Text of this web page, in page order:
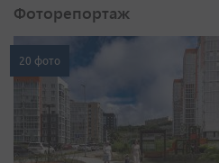
Фоторепортаж
20 фото